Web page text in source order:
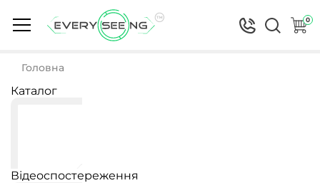
0
Головна
Каталог
Відеоспостереження